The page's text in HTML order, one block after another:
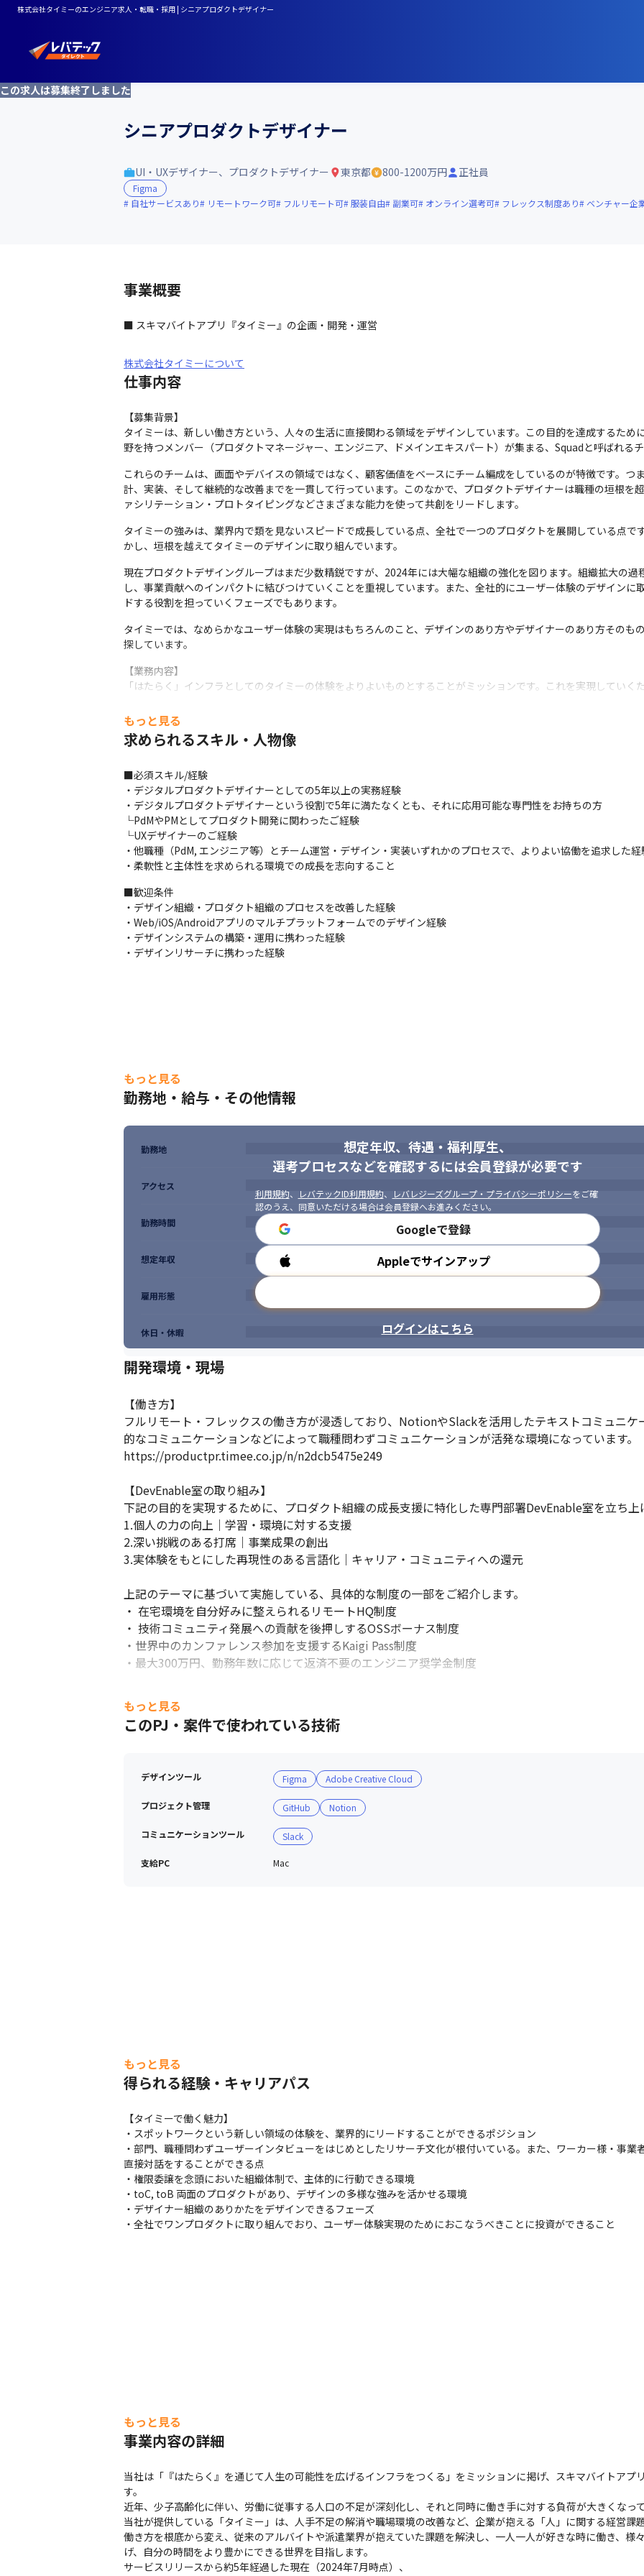
株式会社タイミーのエンジニア求人・転職・採用 | シニアプロダクトデザイナー
この求人は募集終了しました
シニアプロダクトデザイナー
UI・UXデザイナー、プロダクトデザイナー 東京都 800-1200万円 正社員
Figma
自社サービスあり
リモートワーク可 フルリモート可 服装自由 副業可 オンライン選考可 フレックス制度あり ベンチャー企
事業概要
■ スキマバイトアプリ『タイミー』の企画・開発・運営
株式会社タイミーについて
仕事内容
【募集背景】
タイミーは、新しい働き方という、人々の生活に直接関わる領域をデザインしています。この目的を達成するため
野を持つメンバー（プロダクトマネージャー、エンジニア、ドメインエキスパート）が集まる、Squadと呼ばれるチ
これらのチームは、画面やデバイスの領域ではなく、顧客価値をベースにチーム編成をしているのが特徴です。
計、実装、そして継続的な改善までを一貫して行っています。このなかで、プロダクトデザイナーは職種の垣根を
ァシリテーション・プロトタイピングなどさまざまな能力を使って共創をリードします。
タイミーの強みは、業界内で類を見ないスピードで成長している点、全社で一つのプロダクトを展開している点で
かし、垣根を越えてタイミーのデザインに取り組んでいます。
現在プロダクトデザイングループはまだ少数精鋭ですが、2024年には大幅な組織の強化を図ります。組織拡大の
し、事業貢献へのインパクトに結びつけていくことを重視しています。また、全社的にユーザー体験のデザインに
ドする役割を担っていくフェーズでもあります。
タイミーでは、なめらかなユーザー体験の実現はもちろんのこと、デザインのあり方やデザイナーのあり方そのも
探しています。
【業務内容】
「はたらく」インフラとしてのタイミーの体験をよりよいものとすることがミッションです。これを実現してい
・顧客価値起点で組成されたチームのなかで、デザインの職能を通じて他職種とコラボレーションし、課題探索か
すること。シニアデザイナーとして、他のデザイナーに影響をあたえること。
のよりよい関係性など）を強化すること。
・デザイナーの業務範囲には制限がなく、プロトタイピングやデザインリサーチ、ファシリテーション、フロント
会があります。これらの経験を活かし、デザインチームのスキルアップとグロースを支援すること。
・デザインマネージャーと協力して、デザイン組織の拡大と強化を推進すること。優秀なデザイナーの採用や育成
の構造的な実現に貢献すること。
組織の発展・能力に応じ、マネージャーあるいはデザインプログラムマネージャーなどの候補とする場合があります
■プロダクトデザイナーの記事
・ タイミーに入社し、プロダクトデザインチームを組織化するために実行したこと
https://note.com/_yyyyy/n/n5963cb9f10fe?sub_rt=share_pw
・“今までにない”から面白い。ユーザーと向き合って生み出すプロダクトデザイン
https://productpr.timee.co.jp/n/n92c8ed980dc7
・Figma（画面管理、プロトタイピング）
・GitHub（開発周辺のコミュニケーション）
・Notion（ドキュメント管理）
・Miro
もっと見る
求められるスキル・人物像
■必須スキル/経験
・デジタルプロダクトデザイナーとしての5年以上の実務経験
・デジタルプロダクトデザイナーという役割で5年に満たなくとも、それに応用可能な専門性をお持ちの方
└PdMやPMとしてプロダクト開発に関わったご経験
└UXデザイナーのご経験
・他職種（PdM, エンジニア等）とチーム運営・デザイン・実装いずれかのプロセスで、よりよい協働を追求した
・柔軟性と主体性を求められる環境での成長を志向すること
■歓迎条件
・デザイン組織・プロダクト組織のプロセスを改善した経験
・Web/iOS/Androidアプリのマルチプラットフォームでのデザイン経験
・デザインシステムの構築・運用に携わった経験
・デザインリサーチに携わった経験
もっと見る
勤務地・給与・その他情報
想定年収、待遇・福利厚生、
選考プロセスなどを確認するには会員登録が必要です
利用規約、 レバテックID利用規約、 レバレジーズグループ・プライバシーポリシーをご確
認のうえ、同意いただける場合は会員登録へお進みください。
Googleで登録
Appleでサインアップ
ログインはこちら
勤務地
アクセス
勤務時間
想定年収
雇用形態
休日・休暇
開発環境・現場
【働き方】
フルリモート・フレックスの働き方が浸透しており、NotionやSlackを活用したテキストコミュニ
的なコミュニケーションなどによって職種問わずコミュニケーションが活発な環境になっています。
https://productpr.timee.co.jp/n/n2dcb5475e249
【DevEnable室の取り組み】
下記の目的を実現するために、プロダクト組織の成長支援に特化した専門部署DevEnable室を立ち上
1.個人の力の向上｜学習・環境に対する支援
2.深い挑戦のある打席｜事業成果の創出
3.実体験をもとにした再現性のある言語化｜キャリア・コミュニティへの還元
上記のテーマに基づいて実施している、具体的な制度の一部をご紹介します。
・ 在宅環境を自分好みに整えられるリモートHQ制度
・ 技術コミュニティ発展への貢献を後押しするOSSボーナス制度
・世界中のカンファレンス参加を支援するKaigi Pass制度
・最大300万円、勤務年数に応じて返済不要のエンジニア奨学金制度
DevEnable室に込めた思いについても記載していますので、よろしければぜひ下記URLも御覧くださ
になります）
https://devenable.timee.co.jp/
もっと見る
このPJ・案件で使われている技術
デザインツール Figma Adobe Creative Cloud
プロジェクト管理 GitHub Notion
コミュニケーションツール Slack
支給PC Mac
もっと見る
得られる経験・キャリアパス
【タイミーで働く魅力】
・スポットワークという新しい領域の体験を、業界的にリードすることができるポジション
・部門、職種問わずユーザーインタビューをはじめとしたリサーチ文化が根付いている。また、ワーカー様・事業
直接対話をすることができる点
・権限委譲を念頭においた組織体制で、主体的に行動できる環境
・toC, toB 両面のプロダクトがあり、デザインの多様な強みを活かせる環境
・デザイナー組織のありかたをデザインできるフェーズ
・全社でワンプロダクトに取り組んでおり、ユーザー体験実現のためにおこなうべきことに投資ができること
もっと見る
事業内容の詳細
当社は「『はたらく』を通じて人生の可能性を広げるインフラをつくる」をミッションに掲げ、スキマバイトアプ
す。
近年、少子高齢化に伴い、労働に従事する人口の不足が深刻化し、それと同時に働き手に対する負荷が大きくなって
当社が提供している「タイミー」は、人手不足の解消や職場環境の改善など、企業が抱える「人」に関する経営課
働き方を根底から変え、従来のアルバイトや派遣業界が抱えていた課題を解決し、一人一人が好きな時に働き、様
げ、自分の時間をより豊かにできる世界を目指します。
サービスリリースから約5年経過した現在（2024年7月時点）、